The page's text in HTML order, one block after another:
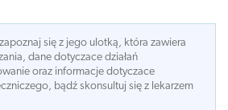
się z jego ulotką, która zawiera
dane dotyczace działań
oraz informacje dotyczace
bądź skonsultuj się z lekarzem